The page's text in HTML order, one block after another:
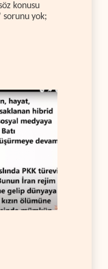
konusu
sorunu yok;